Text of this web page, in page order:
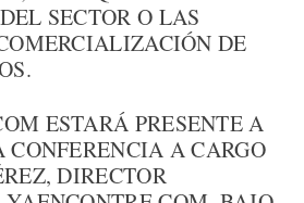
SECTOR O LAS
DE
ESTARÁ PRESENTE A
CONFERENCIA A CARGO
DIRECTOR